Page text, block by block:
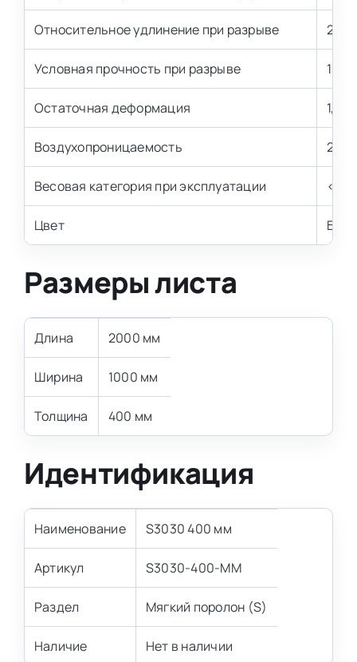
Относительное удлинение при разрыве 200
Условная прочность при разрыве 100
Остаточная деформация 1,5-
Воздухопроницаемость 2,0-
Весовая категория при эксплуатации < 80
Цвет
Размеры листа
Длина 2000 мм
Ширина 1000 мм
Толщина 400 мм
Идентификация
Наименование S3030 400 мм
Артикул S3030-400-MM
Раздел Мягкий поролон (S)
Наличие Нет в наличии